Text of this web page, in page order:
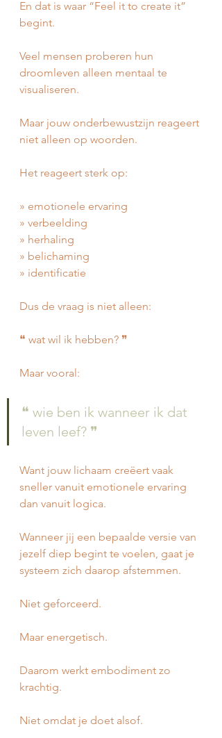
En dat is waar “Feel it to create it”
begint.
Veel mensen proberen hun
droomleven alleen mentaal te
visualiseren.
Maar jouw onderbewustzijn reageert
niet alleen op woorden.
Het reageert sterk op:
» emotionele ervaring
» verbeelding
» herhaling
» belichaming
» identificatie
Dus de vraag is niet alleen:
❝ wat wil ik hebben? ❞
Maar vooral:
❝ wie ben ik wanneer ik dat
leven leef? ❞
Want jouw lichaam creëert vaak
sneller vanuit emotionele ervaring
dan vanuit logica.
Wanneer jij een bepaalde versie van
jezelf diep begint te voelen, gaat je
systeem zich daarop afstemmen.
Niet geforceerd.
Maar energetisch.
Daarom werkt embodiment zo
krachtig.
Niet omdat je doet alsof.